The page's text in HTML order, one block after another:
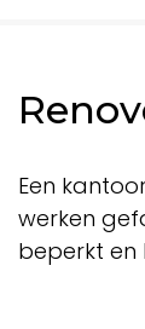
Een
werken
beperkt en